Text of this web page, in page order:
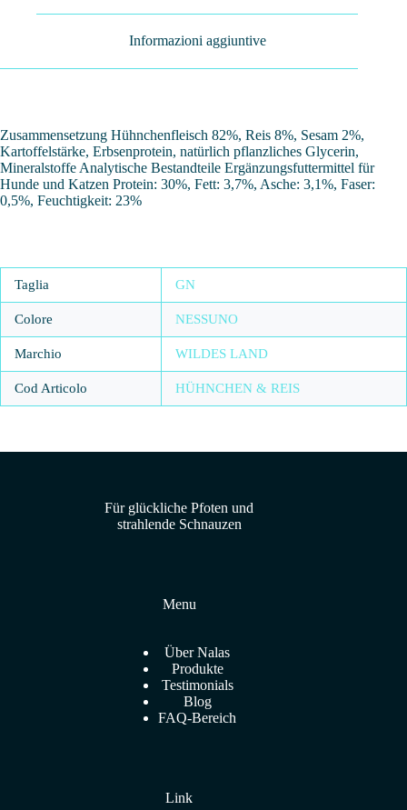
Informazioni aggiuntive
Zusammensetzung Hühnchenfleisch 82%, Reis 8%, Sesam 2%,
Kartoffelstärke, Erbsenprotein, natürlich pflanzliches Glycerin,
Mineralstoffe Analytische Bestandteile Ergänzungsfuttermittel für
Hunde und Katzen Protein: 30%, Fett: 3,7%, Asche: 3,1%, Faser:
0,5%, Feuchtigkeit: 23%
Taglia GN
Colore NESSUNO
Marchio WILDES LAND
Cod Articolo HÜHNCHEN & REIS
Für glückliche Pfoten und
strahlende Schnauzen
Menu
Über Nalas
Produkte
Testimonials
Blog
FAQ-Bereich
Link